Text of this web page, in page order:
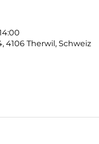
4106 Therwil, Schweiz